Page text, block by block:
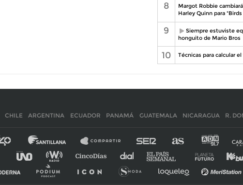
8
Margot Robbie
Harley Quinn para
9
Siempre estuviste
honguito de Mario Bros
10 Técnicas para calcular
CHILE ARGENTINA ECUADOR PANAMÁ GUATEMALA NICARAGUA R.